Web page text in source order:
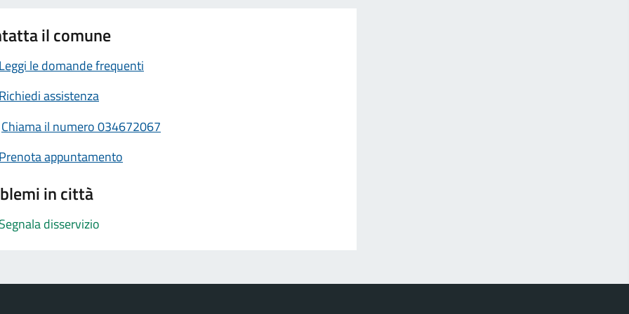
il comune
le domande frequenti
assistenza
Chiama il numero 034672067
appuntamento
in città
disservizio